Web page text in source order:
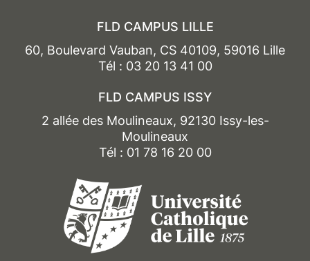
FLD CAMPUS LILLE
60, Boulevard Vauban, CS 40109, 59016 Lille
Tél : 03 20 13 41 00
FLD CAMPUS ISSY
2 allée des Moulineaux, 92130 Issy-les-
Moulineaux
Tél : 01 78 16 20 00